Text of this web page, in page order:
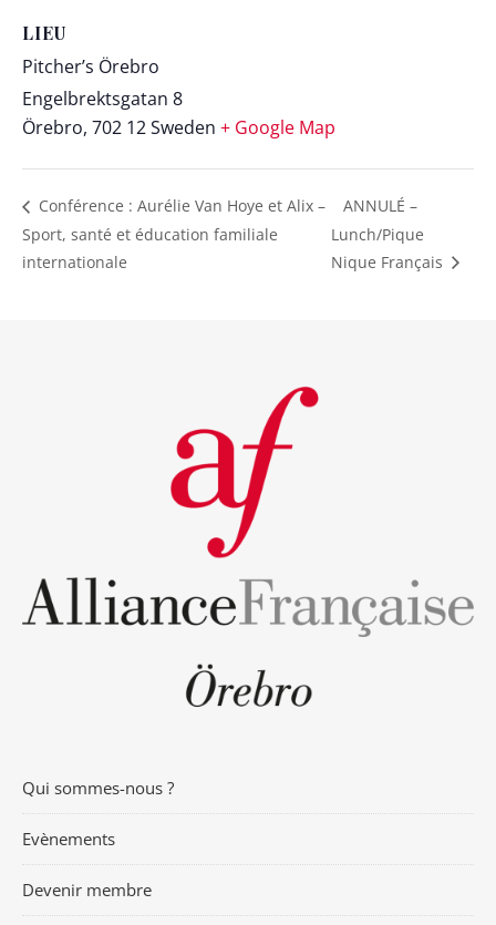
LIEU
Pitcher’s Örebro
Engelbrektsgatan 8
Örebro, 702 12Sweden + Google Map
Conférence : Aurélie Van Hoye et Alix –
Sport, santé et éducation familiale
internationale
ANNULÉ –
Lunch/Pique
Nique Français
Qui sommes-nous ?
Evènements
Devenir membre